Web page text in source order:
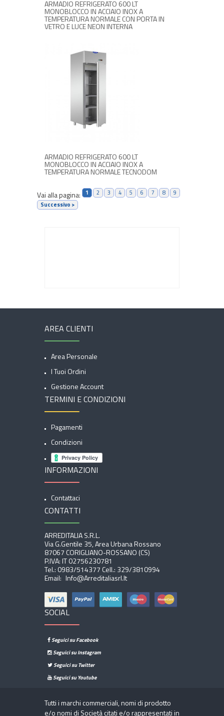
ARMADIO REFRIGERATO 600 LT
MONOBLOCCO IN ACCIAIO INOX A
TEMPERATURA NORMALE CON PORTA IN
VETRO E LUCE NEON INTERNA
ARMADIO REFRIGERATO 600 LT
MONOBLOCCO IN ACCIAIO INOX A
TEMPERATURA NORMALE TECNODOM
RICHIEDI INFORMAZIONI
Vai alla pagina: 1 2 3 4 5 6 7 8
9
Successivo >
AREA CLIENTI
Area Personale
I Tuoi Ordini
Gestione Account
TERMINI E CONDIZIONI
Pagamenti
Condizioni
INFORMAZIONI
Contattaci
CONTATTI
ARREDITALIA S.r.l.
Via G.Gentile 35, Area Urbana Rossano
87067 CORIGLIANO-ROSSANO (CS)
P.IVA: IT 02756230781
Tel.: 0983/514377 Cell.: 329/3810994
Email: Info@arreditaliasrl.it
SOCIAL
Seguici su Facebook
Seguici su Instagram
Seguici su Twitter
Seguici su Youtube
Tutti i marchi commerciali, nomi di prodotto
e/o nomi di Società citati e/o rappresentati in